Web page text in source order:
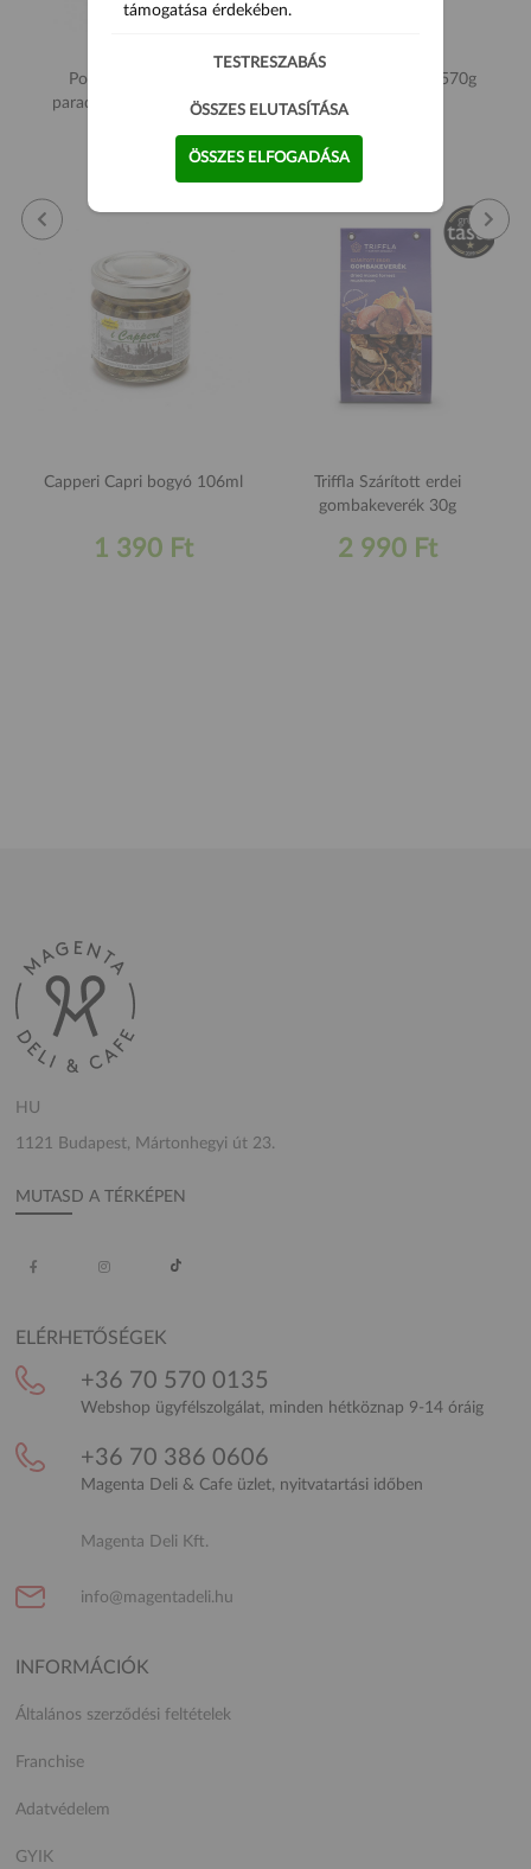
Pomodorini Szárított
paradicsom olajban 150g
3 490 Ft
Capperi Capri bogyó 106ml
1 390 Ft
Daidone Zöld oliva 570g
8 500 Ft
Triffla Szárított erdei
gombakeverék 30g
2 990 Ft
HU
1121 Budapest, Mártonhegyi út 23.
MUTASD A TÉRKÉPEN
ELÉRHETŐSÉGEK
+36 70 570 0135
Webshop ügyfélszolgálat, minden hétköznap 9-14 óráig
+36 70 386 0606
Magenta Deli & Cafe üzlet, nyitvatartási időben
Magenta Deli Kft.
info@magentadeli.hu
INFORMÁCIÓK
Általános szerződési feltételek
Franchise
Adatvédelem
GYIK
támogatása érdekében.
TESTRESZABÁS
ÖSSZES ELUTASÍTÁSA
ÖSSZES ELFOGADÁSA